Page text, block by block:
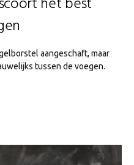
aangeschaft, maar
tussen de voegen.